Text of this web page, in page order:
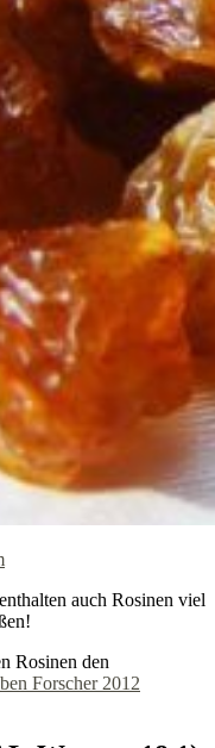
enthalten auch Rosinen viel
Rosinen den
Forscher 2012